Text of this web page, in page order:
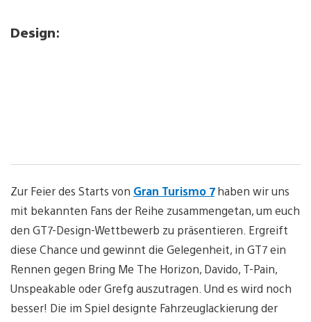
Design:
Zur Feier des Starts von Gran Turismo 7haben wir uns
mit bekannten Fans der Reihe zusammengetan, um euch
den GT7-Design-Wettbewerb zu präsentieren. Ergreift
diese Chance und gewinnt die Gelegenheit, in GT7 ein
Rennen gegen Bring Me The Horizon, Davido, T-Pain,
Unspeakable oder Grefg auszutragen. Und es wird noch
besser! Die im Spiel designte Fahrzeuglackierung der